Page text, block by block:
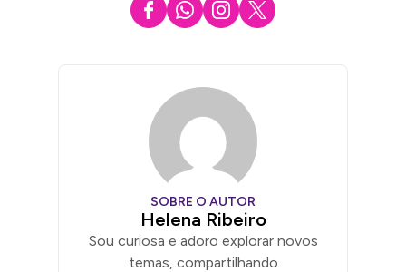
SOBRE O AUTOR
Helena Ribeiro
Sou curiosa e adoro explorar novos
temas, compartilhando